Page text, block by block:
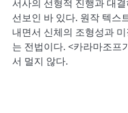
서사의 선형적 진행과 대
선보인 바 있다. 원작 텍스
내면서 신체의 조형성과
는 전법이다. <카라마조프
서 멀지 않다.